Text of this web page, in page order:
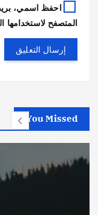
احفظ اسمي،
المتصفح لاستخدامها
You Missed